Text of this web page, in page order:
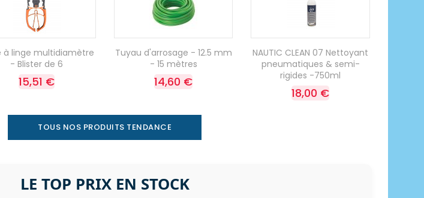
à linge multidiamètre
- Blister de 6
15,51 €
Tuyau d'arrosage - 12.5 mm
- 15 mètres
14,60 €
NAUTIC CLEAN 07 Nettoyant
pneumatiques & semi-
rigides -750ml
18,00 €
TOUS NOS PRODUITS TENDANCE
LE TOP PRIX EN STOCK